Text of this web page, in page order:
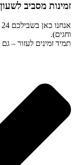
זמינות מסביב
וחגים).
תמיד זמינים לעזור –